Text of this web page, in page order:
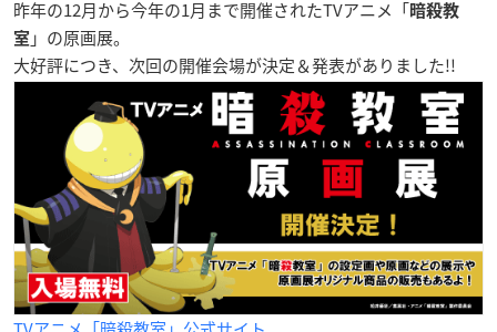
昨年の12月から今年の1月まで開催されたTVアニメ「暗殺教
室 」の原画展。
大好評につき、次回の開催会場が決定＆発表がありました!!